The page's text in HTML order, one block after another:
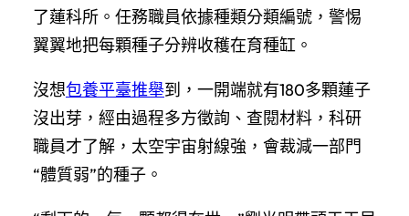
了蓮科所。任務職員依據種類分類編號，警惕
翼翼地把每顆種子分辨收穫在育種缸。
沒想包養平臺推舉到，一開端就有180多顆蓮子
沒出芽，經由過程多方徵詢、查閱材料，科研
職員才了解，太空宇宙射線強，會裁減一部門
“體質弱”的種子。